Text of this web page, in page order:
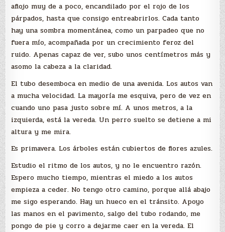
aflojo muy de a poco, encandilado por el rojo de los
párpados, hasta que consigo entreabrirlos. Cada tanto
hay una sombra momentánea, como un parpadeo que no
fuera mío, acompañada por un crecimiento feroz del
ruido. Apenas capaz de ver, subo unos centímetros más y
asomo la cabeza a la claridad.
El tubo desemboca en medio de una avenida. Los autos van
a mucha velocidad. La mayoría me esquiva, pero de vez en
cuando uno pasa justo sobre mí. A unos metros, a la
izquierda, está la vereda. Un perro suelto se detiene a mi
altura y me mira.
Es primavera. Los árboles están cubiertos de flores azules.
Estudio el ritmo de los autos, y no le encuentro razón.
Espero mucho tiempo, mientras el miedo a los autos
empieza a ceder. No tengo otro camino, porque allá abajo
me sigo esperando. Hay un hueco en el tránsito. Apoyo
las manos en el pavimento, salgo del tubo rodando, me
pongo de pie y corro a dejarme caer en la vereda. El